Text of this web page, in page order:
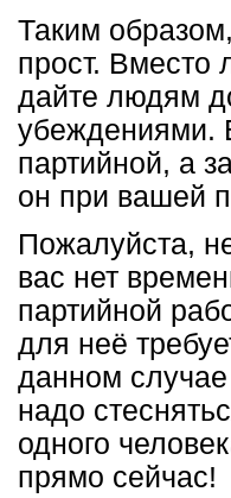
Таким
прост. Вместо
дайте людям
убеждениями.
партийной, а
он при вашей
Пожалуйста,
вас нет
партийной
для неё
данном случае
надо
одного
прямо сейчас!